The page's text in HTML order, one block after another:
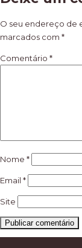
de
artigos
O seu endereço de
marcados com *
Comentário *
Nome *
Email *
Site